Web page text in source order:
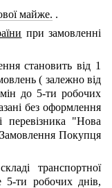
майже. .
при замовленні
становить від 1
( залежно від
до 5-ти робочих
без оформлення
перевізника "Нова
Покупця
транспортної
5-ти робочих днів,